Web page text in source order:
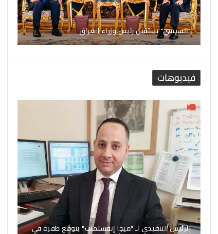
"السيسي" يستقبل رئيس وزراء العراق
فيديوهات
الرئيس التنفيذي لـ "ميجا إنفستمنت" يتوقع طفرة في